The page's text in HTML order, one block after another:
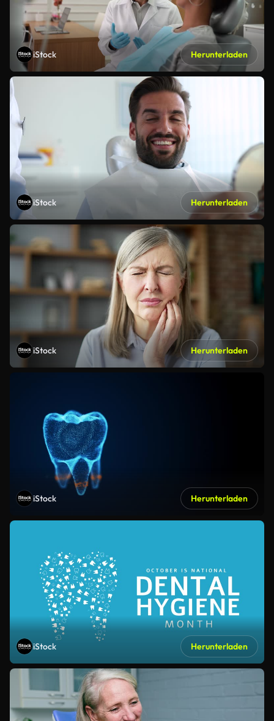
iStock Herunterladen
iStock Herunterladen
iStock Herunterladen
iStock Herunterladen
iStock Herunterladen